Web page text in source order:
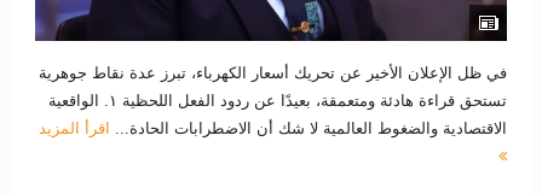
في ظل الإعلان الأخير عن تحريك أسعار الكهرباء، تبرز عدة نقاط جوهرية
تستحق قراءة هادئة ومتعمقة، بعيدًا عن ردود الفعل اللحظية ١. الواقعية
الاقتصادية والضغوط العالمية لا شك أن الاضطرابات الحادة... اقرأ المزيد